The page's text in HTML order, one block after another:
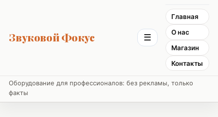
Звуковой Фокус ☰
Главная
О нас
Магазин
Контакты
Оборудование для профессионалов: без рекламы, только
факты